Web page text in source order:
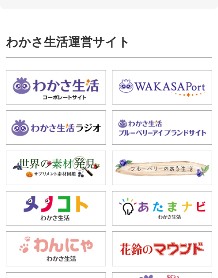
わかさ生活運営サイト